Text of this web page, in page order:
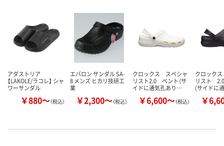
アダストリア
【LAKOLE/ラコレ】 シャ
ワーサンダル
￥880～（税込）
エバロン サンダル SA-
8 メンズ ヒカリ技研工
業
￥2,300～（税込）
クロックス スペシャ
リスト2.0 ベント（サ
イドに通気孔あり…
￥6,600～（税込）
クロック
リスト
(サイドに
￥